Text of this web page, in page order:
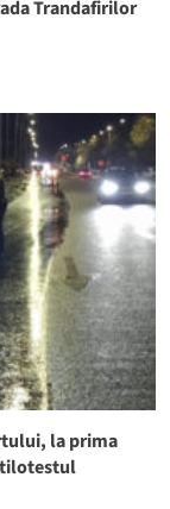
Trandafirilor
la prima